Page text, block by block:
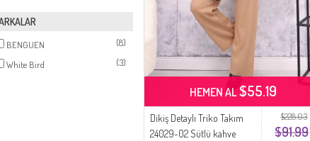
BENGUEN
(8)
White Bird
(3)
$228.03
$91.99
Dikiş Detaylı Triko Takım
24029-02 Sütlü kahve
HEMEN AL$55.19